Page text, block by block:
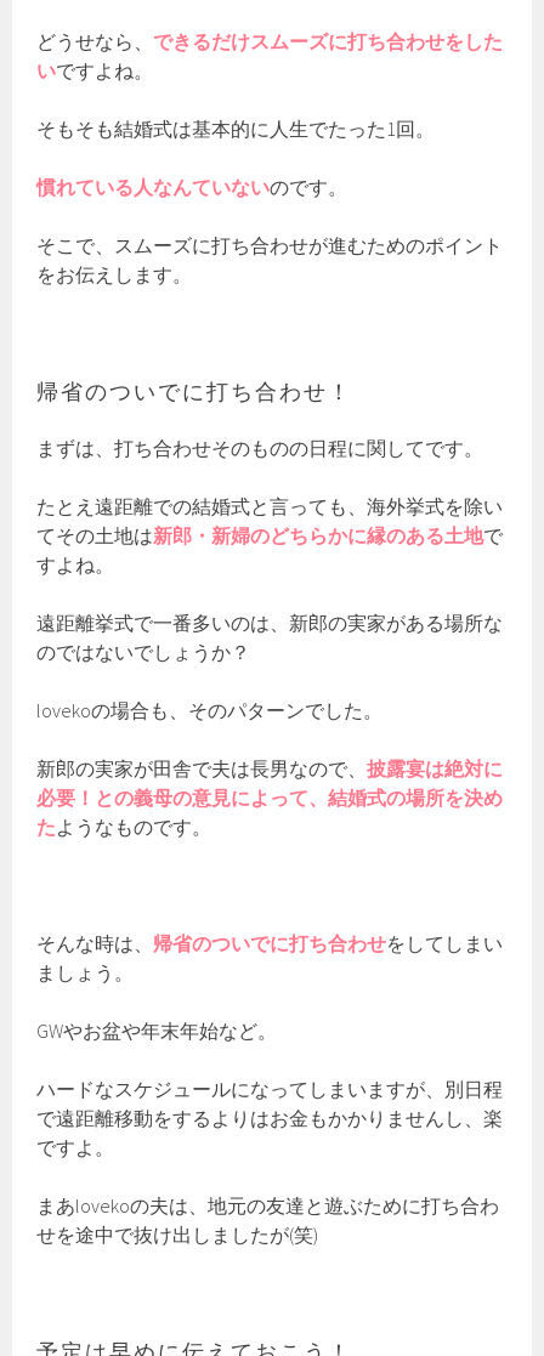
どうせなら、 できるだけスムーズに打ち合わせをした
いですよね。
そもそも結婚式は基本的に人生でたった1回。
慣れている人なんていないのです。
そこで、スムーズに打ち合わせが進むためのポイント
をお伝えします。
帰省のついでに打ち合わせ！
まずは、打ち合わせそのものの日程に関してです。
たとえ遠距離での結婚式と言っても、海外挙式を除い
てその土地は新郎・新婦のどちらかに縁のある土地で
すよね。
遠距離挙式で一番多いのは、新郎の実家がある場所な
のではないでしょうか？
lovekoの場合も、そのパターンでした。
新郎の実家が田舎で夫は長男なので、披露宴は絶対に
必要！との義母の意見によって、結婚式の場所を決め
たようなものです。
そんな時は、 帰省のついでに打ち合わせをしてしまい
ましょう。
GWやお盆や年末年始など。
ハードなスケジュールになってしまいますが、別日程
で遠距離移動をするよりはお金もかかりませんし、楽
ですよ。
まあlovekoの夫は、地元の友達と遊ぶために打ち合わ
せを途中で抜け出しましたが(笑)